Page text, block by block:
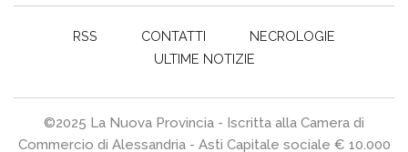
RSS CONTATTI
NECROLOGIE
ULTIME NOTIZIE
©2025 La Nuova Provincia - Iscritta alla Camera di
Commercio di Alessandria - Asti Capitale sociale € 10.000